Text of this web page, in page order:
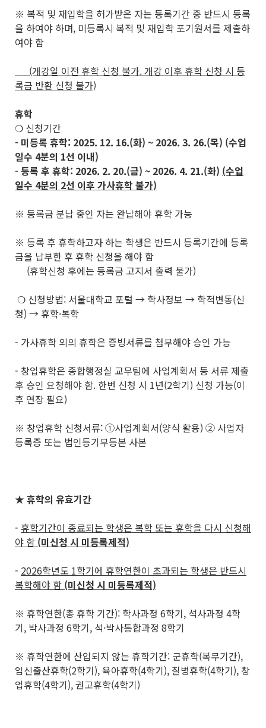
※ 복적 및 재입학을 허가받은 자는 등록기간 중 반드시 등록
을 하여야 하며, 미등록시 복적 및 재입학 포기원서를 제출하
여야 함
(개강일 이전 휴학 신청 불가. 개강 이후 휴학 신청 시 등
록금 반환 신청 불가)
휴학
❍ 신청기간
- 미등록 휴학: 2025. 12. 16.(화) ~ 2026. 3. 26.(목) (수업
일수 4분의 1선 이내)
- 등록 후 휴학: 2026. 2. 20.(금) ~ 2026. 4. 21.(화) (수업
일수 4분의 2선 이후 가사휴학 불가)
※ 등록금 분납 중인 자는 완납해야 휴학 가능
※ 등록 후 휴학하고자 하는 학생은 반드시 등록기간에 등록
금을 납부한 후 휴학 신청을 해야 함
(휴학신청 후에는 등록금 고지서 출력 불가)
❍ 신청방법: 서울대학교 포털 → 학사정보 → 학적변동(신
청) → 휴학·복학
- 가사휴학 외의 휴학은 증빙서류를 첨부해야 승인 가능
- 창업휴학은 종합행정실 교무팀에 사업계획서 등 서류 제출
후 승인 요청해야 함. 한번 신청 시 1년(2학기) 신청 가능(이
후 연장 필요)
※ 창업휴학 신청서류: ①사업계획서(양식 활용) ② 사업자
등록증 또는 법인등기부등본 사본
★ 휴학의 유효기간
- 휴학기간이 종료되는 학생은 복학 또는 휴학을 다시 신청해
야 함 (미신청 시 미등록제적)
- 2026학년도 1학기에 휴학연한이 초과되는 학생은 반드시
복학해야 함 (미신청 시 미등록제적)
※ 휴학연한(총 휴학 기간): 학사과정 6학기, 석사과정 4학
기, 박사과정 6학기, 석·박사통합과정 8학기
※ 휴학연한에 산입되지 않는 휴학기간: 군휴학(복무기간),
임신출산휴학(2학기), 육아휴학(4학기), 질병휴학(4학기), 창
업휴학(4학기), 권고휴학(4학기)